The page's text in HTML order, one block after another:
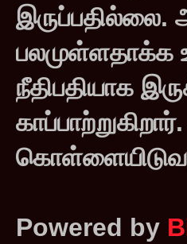
இருப்பதில்லை.
பலமுள்ளதாக்க
நீதிபதியாக
Powered by